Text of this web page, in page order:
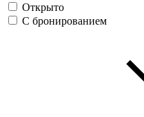
Открыто
С бронированием